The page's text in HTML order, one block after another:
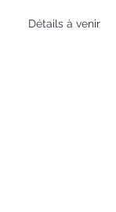
Détails à venir